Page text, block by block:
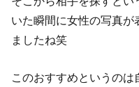
いた瞬間に女性の写真が
ましたね笑
このおすすめというの